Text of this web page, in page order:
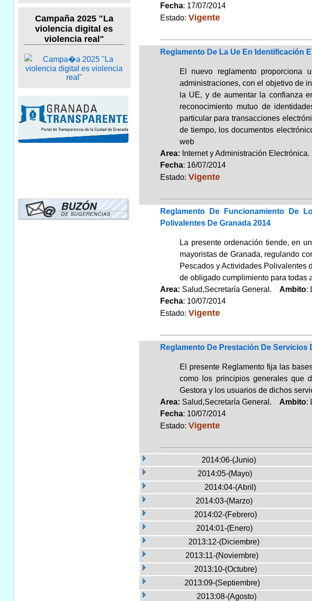
Campaña 2025 "La
violencia digital es
violencia real"
Fecha: 17/07/2014
Estado: Vigente
Reglamento De La Ue En Identificación
El nuevo reglamento proporciona
administraciones, con el objetivo de
la UE, y de aumentar la confianza
reconocimiento mutuo de
particular para transacciones
de tiempo, los documentos
web
Area: Internet y Administración
Fecha: 16/07/2014
Estado: Vigente
Reglamento De Funcionamiento De
Polivalentes De Granada 2014
La presente ordenación tiende, en
mayoristas de Granada, regulando
Pescados y Actividades Polivalentes
de obligado cumplimiento para todas
Area: Salud,Secretaría General. Ambito:
Fecha: 10/07/2014
Estado: Vigente
Reglamento De Prestación De Servicios
El presente Reglamento fija las
como los principios generales que
Gestora y los usuarios de dichos
Area: Salud,Secretaría General. Ambito:
Fecha: 10/07/2014
Estado: Vigente
2014:06-(Junio)
2014:05-(Mayo)
2014:04-(Abril)
2014:03-(Marzo)
2014:02-(Febrero)
2014:01-(Enero)
2013:12-(Diciembre)
2013:11-(Noviembre)
2013:10-(Octubre)
2013:09-(Septiembre)
2013:08-(Agosto)